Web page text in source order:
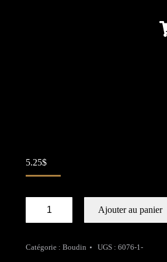
5.25$
Ajouter au panier
Catégorie : Boudin UGS : 6076-1-